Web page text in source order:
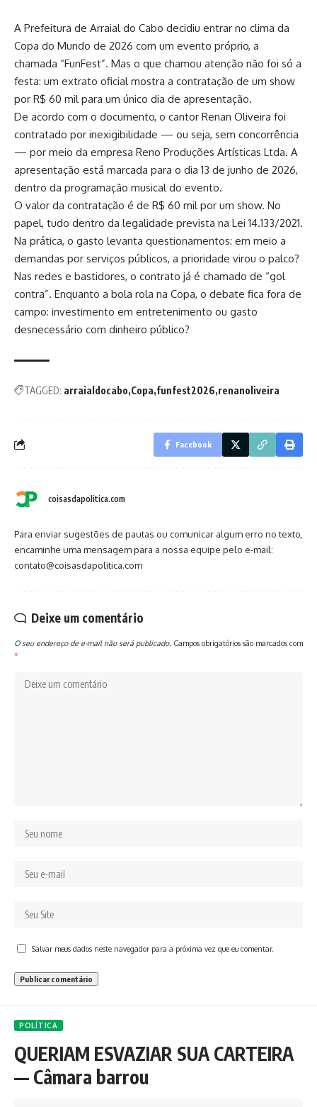
A Prefeitura de Arraial do Cabo decidiu entrar no clima da
Copa do Mundo de 2026 com um evento próprio, a
chamada “FunFest”. Mas o que chamou atenção não foi só a
festa: um extrato oficial mostra a contratação de um show
por R$ 60 mil para um único dia de apresentação.
De acordo com o documento, o cantor Renan Oliveira foi
contratado por inexigibilidade — ou seja, sem concorrência
— por meio da empresa Reno Produções Artísticas Ltda. A
apresentação está marcada para o dia 13 de junho de 2026,
dentro da programação musical do evento.
O valor da contratação é de R$ 60 mil por um show. No
papel, tudo dentro da legalidade prevista na Lei 14.133/2021.
Na prática, o gasto levanta questionamentos: em meio a
demandas por serviços públicos, a prioridade virou o palco?
Nas redes e bastidores, o contrato já é chamado de “gol
contra”. Enquanto a bola rola na Copa, o debate fica fora de
campo: investimento em entretenimento ou gasto
desnecessário com dinheiro público?
TAGGED: arraialdocabo Copa funfest2026 renanoliveira
Facebook
coisasdapolitica.com
Para enviar sugestões de pautas ou comunicar algum erro no texto,
encaminhe uma mensagem para a nossa equipe pelo e-mail:
contato@coisasdapolitica.com
Deixe um comentário
O seu endereço de e-mail não será publicado. Campos obrigatórios são marcados com
*
Salvar meus dados neste navegador para a próxima vez que eu comentar.
POLÍTICA
QUERIAM ESVAZIAR SUA CARTEIRA
— Câmara barrou